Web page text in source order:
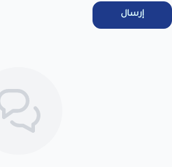
الاستلام لضمان التف...
إرسال